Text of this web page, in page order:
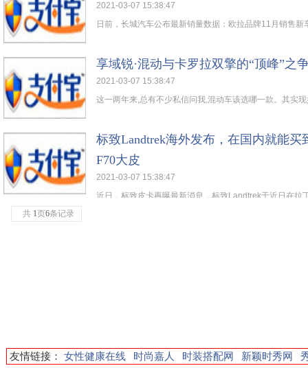
2021-03-07 15:38:47
日前，长城汽车公布最新销量数据：欧拉品牌11月销售新
享域锐·混动与卡罗拉双擎的“顶峰”之
2021-03-07 15:38:47
这一两年来,总有不少私信问我,混动车该选哪一款。其实
标致Landtrek海外发布，在国内就能买
F70大皮
2021-03-07 15:38:47
近日，标致皮卡再曝最新消息，标致Landtrek于近日在拉
共 1页6条记录
友情链接： 女性健康在线 时尚嘉人 时装搭配网 新颖时秀网